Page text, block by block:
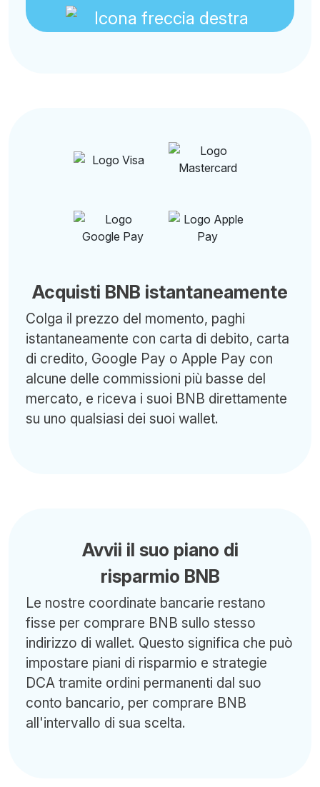
Acquisti BNB istantaneamente
Colga il prezzo del momento, paghi
istantaneamente con carta di debito, carta
di credito, Google Pay o Apple Pay con
alcune delle commissioni più basse del
mercato, e riceva i suoi BNB direttamente
su uno qualsiasi dei suoi wallet.
Avvii il suo piano di
risparmio BNB
Le nostre coordinate bancarie restano
fisse per comprare BNB sullo stesso
indirizzo di wallet. Questo significa che può
impostare piani di risparmio e strategie
DCA tramite ordini permanenti dal suo
conto bancario, per comprare BNB
all'intervallo di sua scelta.